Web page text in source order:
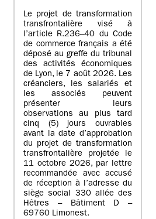
Le projet de transformation
transfrontalière visé à
l’article R.236–40 du Code
de commerce français a été
déposé au greffe du tribunal
des activités économiques
de Lyon, le 7 août 2026. Les
créanciers, les salariés et
les associés peuvent
présenter leurs
observations au plus tard
cinq (5) jours ouvrables
avant la date d’approbation
du projet de transformation
transfrontalière projetée le
11 octobre 2026, par lettre
recommandée avec accusé
de réception à l’adresse du
siège social 330 allée des
Hêtres – Bâtiment D –
69760 Limonest.